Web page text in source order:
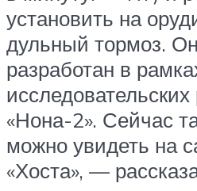
установить на
дульный тормоз.
разработан в
исследовательских
«Нона-2». Сейчас
можно увидеть на
«Хоста», —